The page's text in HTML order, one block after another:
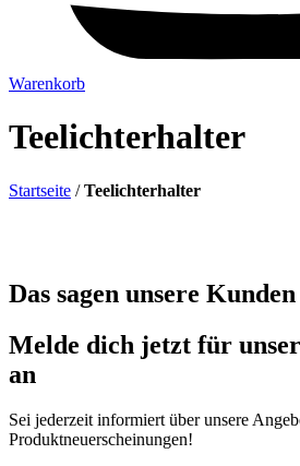
Warenkorb
Teelichterhalter
Startseite /Teelichterhalter
Das sagen unsere
Melde dich jetzt für
an
Sei jederzeit informiert über unsere
Produktneuerscheinungen!